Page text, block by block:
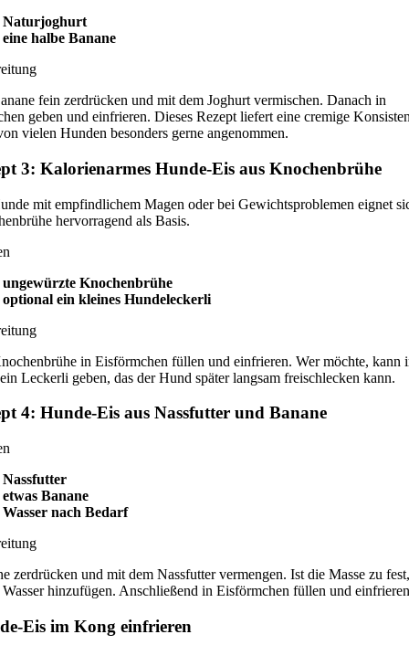
Naturjoghurt
eine halbe Banane
fein zerdrücken und mit dem Joghurt vermischen. Danach in
geben und einfrieren. Dieses Rezept liefert eine cremige
vielen Hunden besonders gerne angenommen.
3: Kalorienarmes Hunde-Eis aus Knochenbrühe
mit empfindlichem Magen oder bei Gewichtsproblemen eignet
hervorragend als Basis.
ungewürzte Knochenbrühe
optional ein kleines Hundeleckerli
in Eisförmchen füllen und einfrieren. Wer möchte, kann
Leckerli geben, das der Hund später langsam freischlecken kann.
4: Hunde-Eis aus Nassfutter und Banane
Nassfutter
etwas Banane
Wasser nach Bedarf
zerdrücken und mit dem Nassfutter vermengen. Ist die Masse zu fest,
Wasser hinzufügen. Anschließend in Eisförmchen füllen und
Eis im Kong einfrieren